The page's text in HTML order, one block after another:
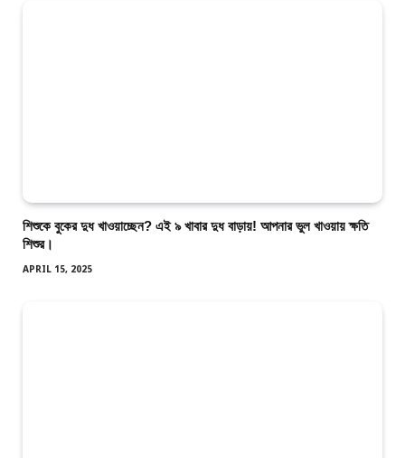
শিশুকে বুকের দুধ খাওয়াচ্ছেন? এই ৯ খাবার দুধ বাড়ায়! আপনার ভুল খাওয়ায় ক্ষতি
শিশুর।
APRIL 15, 2025